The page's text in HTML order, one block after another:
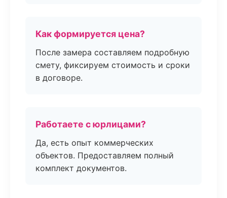
Как формируется цена?
После замера составляем подробную
смету, фиксируем стоимость и сроки
в договоре.
Работаете с юрлицами?
Да, есть опыт коммерческих
объектов. Предоставляем полный
комплект документов.